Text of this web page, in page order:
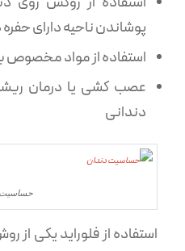
پوشاندن ناحیه دارای
استفاده از مواد مخصوص
عصب کشی یا درمان
دندانی
حساسیت
استفاده از فلوراید یکی